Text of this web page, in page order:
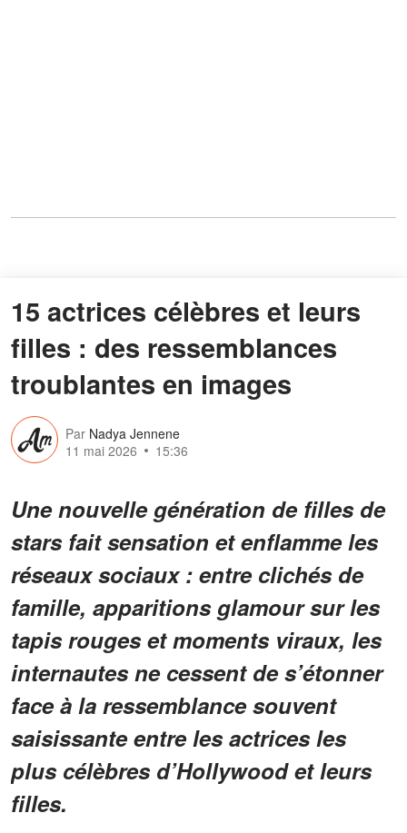
15 actrices célèbres et leurs
filles : des ressemblances
troublantes en images
Par Nadya Jennene
11 mai 2026
15:36
Une nouvelle génération de filles de
stars fait sensation et enflamme les
réseaux sociaux : entre clichés de
famille, apparitions glamour sur les
tapis rouges et moments viraux, les
internautes ne cessent de s’étonner
face à la ressemblance souvent
saisissante entre les actrices les
plus célèbres d’Hollywood et leurs
filles.